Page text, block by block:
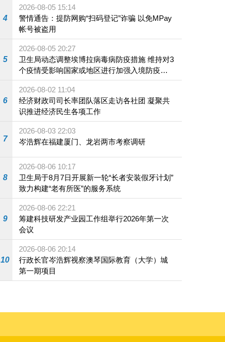
4
2026-08-05 15:14
警情通告：提防网购“扫码登记”诈骗 以免MPay
帐号被盗用
5
2026-08-05 20:27
卫生局动态调整埃博拉病毒病防疫措施 维持对3
个疫情受影响国家或地区进行加强入境防疫措
施
6
2026-08-02 11:04
经济财政司司长率团队落区走访各社团 凝聚共
识推进经济民生各项工作
7
2026-08-03 22:03
岑浩辉在福建厦门、龙岩两市考察调研
8
2026-08-06 10:17
卫生局于8月7日开展新一轮“长者安装假牙计划”
致力构建“老有所医”的服务系统
9
2026-08-06 22:21
筹建科技研发产业园工作组举行2026年第一次
会议
10
2026-08-06 20:14
行政长官岑浩辉视察澳琴国际教育（大学）城
第一期项目